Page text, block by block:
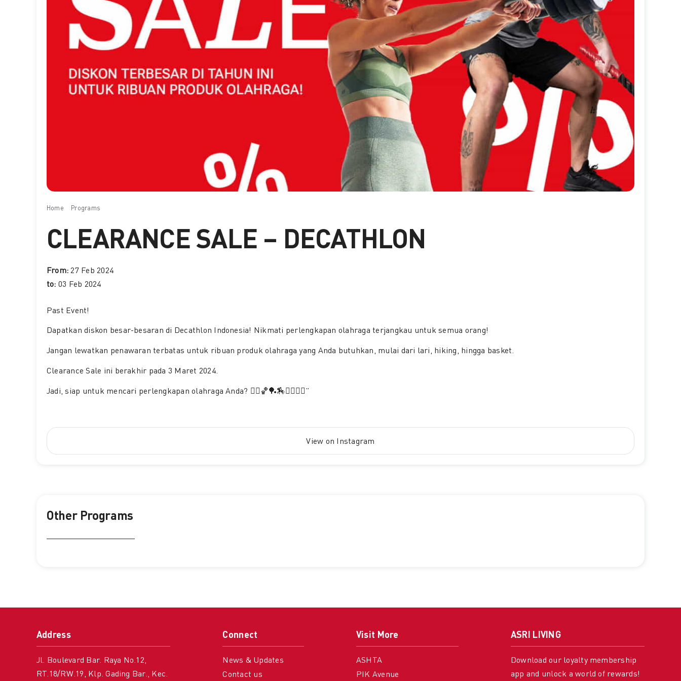
Home Programs
CLEARANCE SALE – DECATHLON
From:27 Feb 2024
to: 03 Feb 2024
Past Event!
Dapatkan diskon besar-besaran di Decathlon Indonesia! Nikmati perlengkapan olahraga terjangkau untuk semua orang!
Jangan lewatkan penawaran terbatas untuk ribuan produk olahraga yang Anda butuhkan, mulai dari lari, hiking, hingga basket.
Clearance Sale ini berakhir pada 3 Maret 2024.
Jadi, siap untuk mencari perlengkapan olahraga Anda? 🏃‍♂️🏀🏓🏇🚴‍♂️🏃‍♂️”
View on Instagram
Other Programs
Address
Jl. Boulevard Bar. Raya No.12,
RT.18/RW.19, Klp. Gading Bar., Kec.
Connect
News & Updates
Contact us
Visit More
ASHTA
PIK Avenue
ASRI LIVING
Download our loyalty membership
app and unlock a world of rewards!